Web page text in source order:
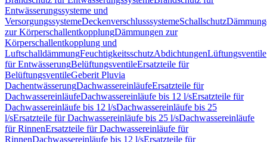
Entwässerungssysteme und
VersorgungssystemeDeckenverschlusssystemeSchallschutz
zur KörperschallentkopplungDämmungen zur
Körperschallentkopplung und
LuftschalldämmungFeuchtigkeitsschutzAbdichtungenLüftungsventile
für EntwässerungBelüftungsventileErsatzteile für
BelüftungsventileGeberit Pluvia
DachentwässerungDachwassereinläufeErsatzteile für
DachwassereinläufeDachwassereinläufe bis 12 l/sErsatzteile für
Dachwassereinläufe bis 12 l/sDachwassereinläufe bis 25
l/sErsatzteile für Dachwassereinläufe bis 25 l/sDachwassereinläufe
für RinnenErsatzteile für Dachwassereinläufe für
RinnenDachwassereinläufe bis 12 l/sErsatzteile für